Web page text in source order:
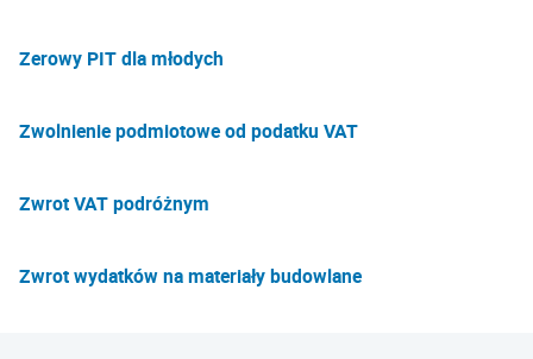
Zerowy PIT dla młodych
Zwolnienie podmiotowe od podatku VAT
Zwrot VAT podróżnym
Zwrot wydatków na materiały budowlane